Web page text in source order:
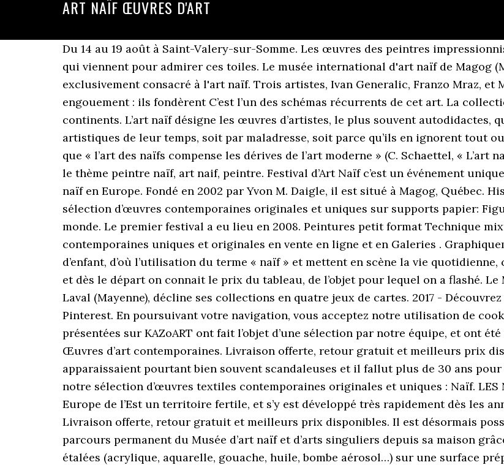
ART NAÏF ŒUVRES D'ART
Du 14 au 19 août à Saint-Valery-sur-Somme. Les œuvres des peintres
qui viennent pour admirer ces toiles. Le musée international d'art naïf de Magog
exclusivement consacré à l'art naïf. Trois artistes, Ivan Generalic, Franzo Mraz,
engouement : ils fondèrent C’est l’un des schémas récurrents de cet art. La
continents. L’art naïf désigne les œuvres d’artistes, le plus souvent autodidactes,
artistiques de leur temps, soit par maladresse, soit parce qu’ils en ignorent tout
que « l’art des naïfs compense les dérives de l’art moderne » (C. Schaettel, « L’art
le thème peintre naïf, art naif, peintre. Festival d’Art Naïf c’est un événement
naïf en Europe. Fondé en 2002 par Yvon M. Daigle, il est situé à Magog, Québec.
sélection d’œuvres contemporaines originales et uniques sur supports papier:
monde. Le premier festival a eu lieu en 2008. Peintures petit format Technique
contemporaines uniques et originales en vente en ligne et en Galeries .
d’enfant, d’où l’utilisation du terme « naïf » et mettent en scène la vie
et dès le départ on connait le prix du tableau, de l’objet pour lequel on a flashé. Le
Laval (Mayenne), décline ses collections en quatre jeux de cartes. 2017 -
Pinterest. En poursuivant votre navigation, vous acceptez notre utilisation de
présentées sur KAZoART ont fait l’objet d’une sélection par notre équipe, et ont
Œuvres d’art contemporaines. Livraison offerte, retour gratuit et meilleurs prix
apparaissaient pourtant bien souvent scandaleuses et il fallut plus de 30 ans pour
notre sélection d’œuvres textiles contemporaines originales et uniques : Naïf. LES
Europe de l’Est un territoire fertile, et s’y est développé très rapidement dès les
Livraison offerte, retour gratuit et meilleurs prix disponibles. Il est désormais
parcours permanent du Musée d’art naïf et d’arts singuliers depuis sa maison
étalées (acrylique, aquarelle, gouache, huile, bombe aérosol…) sur une surface